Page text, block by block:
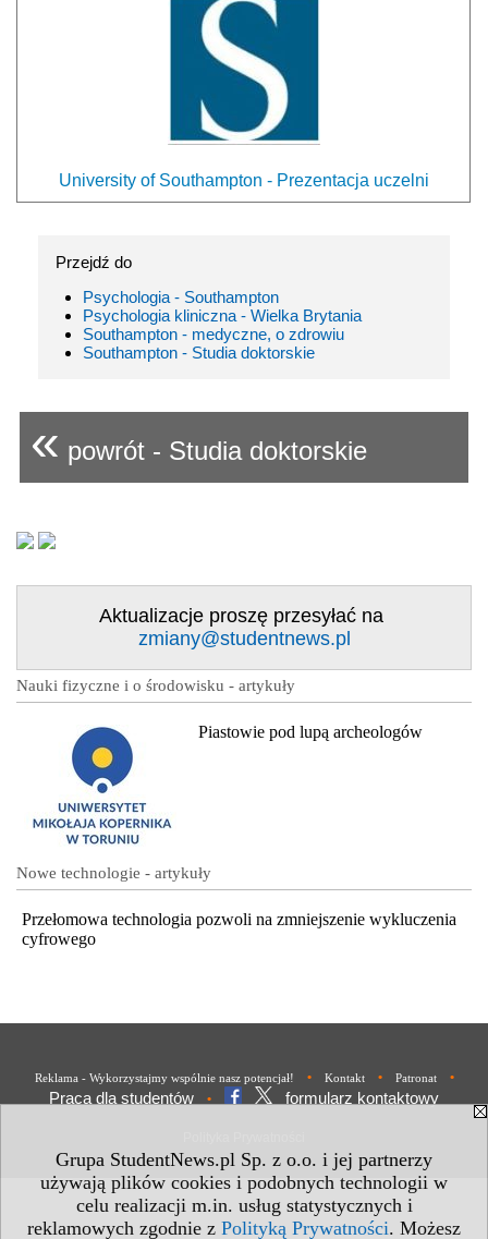
Grupa StudentNews.pl Sp. z o.o. i jej partnerzy
używają plików cookies i podobnych technologii w
celu realizacji m.in. usług statystycznych i
reklamowych zgodnie z Polityką Prywatności. Możesz
University of Southampton - Prezentacja uczelni
Przejdź do
Psychologia - Southampton
Psychologia kliniczna - Wielka Brytania
Southampton - medyczne, o zdrowiu
Southampton - Studia doktorskie
« powrót - Studia doktorskie
Aktualizacje proszę przesyłać na
zmiany@studentnews.pl
Nauki fizyczne i o środowisku - artykuły
Piastowie pod lupą archeologów
Nowe technologie - artykuły
Przełomowa technologia pozwoli na zmniejszenie wykluczenia
cyfrowego
Reklama - Wykorzystajmy wspólnie nasz potencjał! • Kontakt • Patronat •
Praca dla studentów • formularz kontaktowy